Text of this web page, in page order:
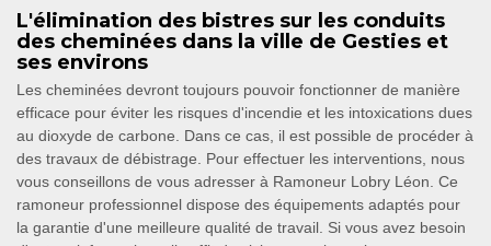
L'élimination des bistres sur les conduits
des cheminées dans la ville de Gesties et
ses environs
Les cheminées devront toujours pouvoir fonctionner de manière
efficace pour éviter les risques d'incendie et les intoxications dues
au dioxyde de carbone. Dans ce cas, il est possible de procéder à
des travaux de débistrage. Pour effectuer les interventions, nous
vous conseillons de vous adresser à Ramoneur Lobry Léon. Ce
ramoneur professionnel dispose des équipements adaptés pour
la garantie d'une meilleure qualité de travail. Si vous avez besoin